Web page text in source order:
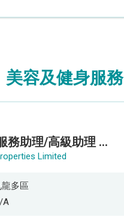
美容及健身服務
客戶服務助理/高級助理 (何文田住宅)
Limited
龍多區
A